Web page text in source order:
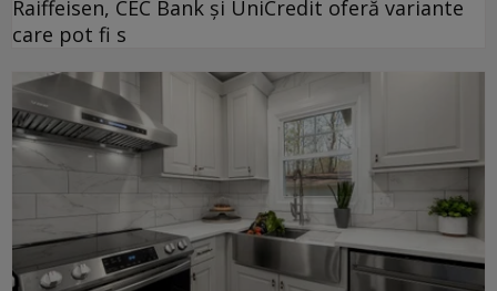
Raiffeisen, CEC Bank și UniCredit oferă variante
care pot fi s